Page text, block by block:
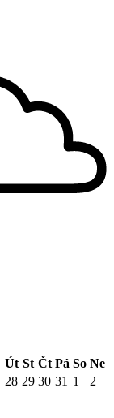
Út St Čt Pá So Ne
28 29 30 31 1
2